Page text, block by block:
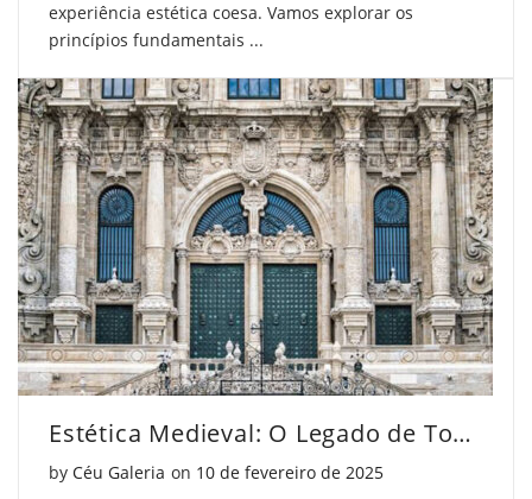
experiência estética coesa. Vamos explorar os
princípios fundamentais ...
Estética Medieval: O Legado de Tomás de Aquino
by Céu Galeria on Posted on
10 de fevereiro de 2025